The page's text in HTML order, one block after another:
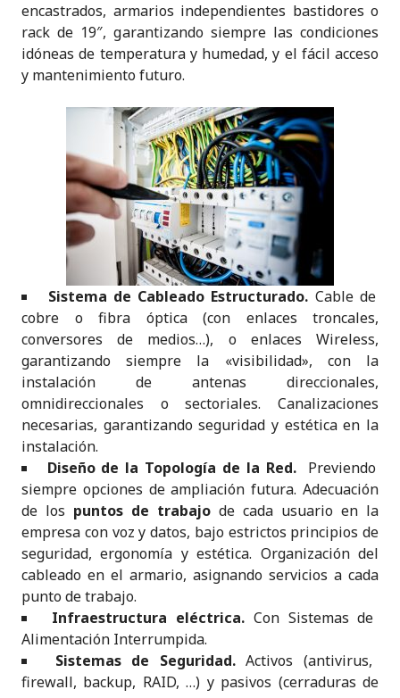
encastrados, armarios independientes bastidores o
rack de 19″, garantizando siempre las condiciones
idóneas de temperatura y humedad, y el fácil acceso
y mantenimiento futuro.
Sistema de Cableado Estructurado. Cable de
cobre o fibra óptica (con enlaces troncales,
conversores de medios…), o enlaces Wireless,
garantizando siempre la «visibilidad», con la
instalación de antenas direccionales,
omnidireccionales o sectoriales. Canalizaciones
necesarias, garantizando seguridad y estética en la
instalación.
Diseño de la Topología de la Red.
Previendo
siempre opciones de ampliación futura. Adecuación
de los puntos de trabajo de cada usuario en la
empresa con voz y datos, bajo estrictos principios de
seguridad, ergonomía y estética. Organización del
cableado en el armario, asignando servicios a cada
punto de trabajo.
Infraestructura eléctrica. Con Sistemas de
Alimentación Interrumpida.
Sistemas de Seguridad.Activos (antivirus,
firewall, backup, RAID, …) y pasivos (cerraduras de